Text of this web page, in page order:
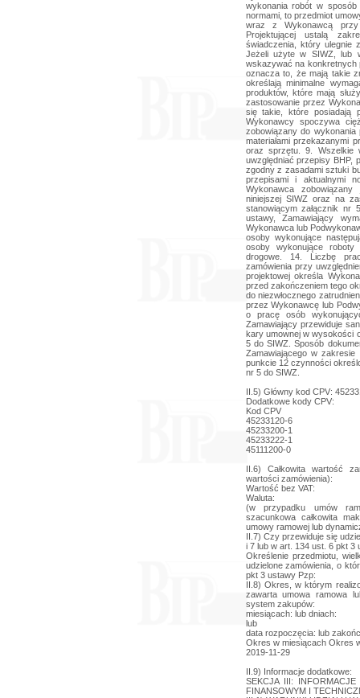
wykonania robót w sposób
normami, to przedmiot
wraz z Wykonawcą przy
Projektującej ustalą
świadczenia, który ulegnie
Jeżeli użyte w SIWZ, lub
wskazywać na konkretnych
oznacza to, że mają takie
określają minimalne
produktów, które mają
zastosowanie przez
się takie, które posiadają
Wykonawcy spoczywa
zobowiązany do wykonania
materiałami przekazanymi
oraz sprzętu. 9. Wszelkie
uwzględniać przepisy BHP,
zgodny z zasadami sztuki
przepisami i aktualnymi
Wykonawca
niniejszej SIWZ oraz na
stanowiącym załącznik
ustawy, Zamawiający
Wykonawca lub
osoby wykonujące
osoby wykonujące
drogowe. 14. Liczbę
zamówienia przy
projektowej określa
przed zakończeniem tego
do niezwłocznego
przez Wykonawcę lub
o pracę osób
Zamawiający przewiduje
kary umownej w wysokości
5 do SIWZ. Sposób
Zamawiającego w
punkcie 12 czynności
nr 5 do SIWZ.
II.5) Główny kod CPV:
Dodatkowe kody CPV:
Kod CPV
45233120-6
45233200-1
45233222-1
45111200-0
II.6) Całkowita wartość
wartości zamówienia):
Wartość bez VAT:
Waluta:
(w przypadku umów
szacunkowa całkowita
umowy ramowej lub
II.7) Czy przewiduje się
i 7 lub w art. 134 ust. 6 pkt 3
Określenie przedmiotu,
udzielone zamówienia, o
pkt 3 ustawy Pzp:
II.8) Okres, w którym
zawarta umowa ramowa
system zakupów:
miesiącach: lub dniach:
lub
data rozpoczęcia: lub
Okres w miesiącach Okres
2019-11-29
II.9) Informacje dodatkowe:
SEKCJA III:
FINANSOWYM I